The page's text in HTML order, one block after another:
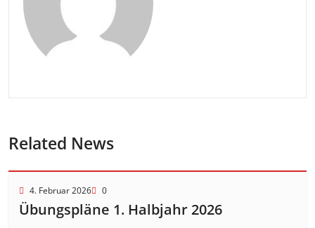
Related News
4. Februar 2026 0
Übungspläne 1. Halbjahr 2026